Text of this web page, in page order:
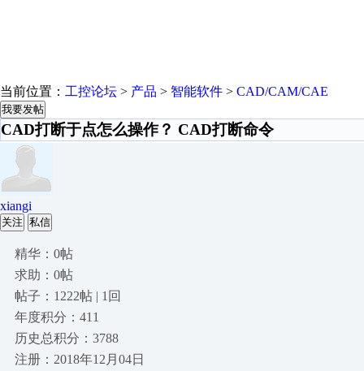
当前位置： 工控论坛 > 产品 > 智能软件 > CAD/CAM/CAE
我要发帖
CAD打断于点怎么操作？ CAD打断命令
xiangi
关注 私信
精华：0帖
求助：0帖
帖子：1222帖 | 1回
年度积分：411
历史总积分：3788
注册：2018年12月04日